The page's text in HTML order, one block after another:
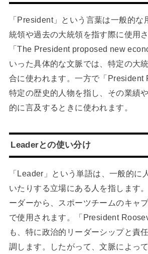
「President」という言葉は一般的な
統領や過去の大統領を指す際に使用
「The President proposed new
いった具体的な文脈では、特定の大
合に使われます。一方で「President
特定の歴史的人物を指し、その業績
的に言及するときに使われます。
Leaderとの使い分け
「Leader」という単語は、一般的に
いたりする立場にある人を指します
ーダーから、スポーツチームのキャ
で使用されます。「President
も、特に政治的リーダーシップと責
調します。したがって、文脈によっ